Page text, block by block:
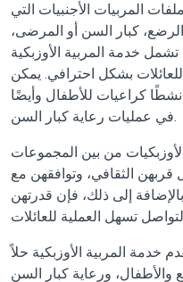
المربيات الأجنبيات التي
كبار السن أو المرضى،
خدمة المربية الأوزبكية
للعائلات بشكل احترافي. يمكن
نشطًا كراعيات للأطفال وأيضًا
في عمليات رعاية كبار السن.
الأوزبكيات من بين المجموعات
قربهن الثقافي، وتوافقهن مع
إلى ذلك، فإن قدرتهن
خدمة المربية الأوزبكية حلاً
والأطفال، ورعاية كبار السن